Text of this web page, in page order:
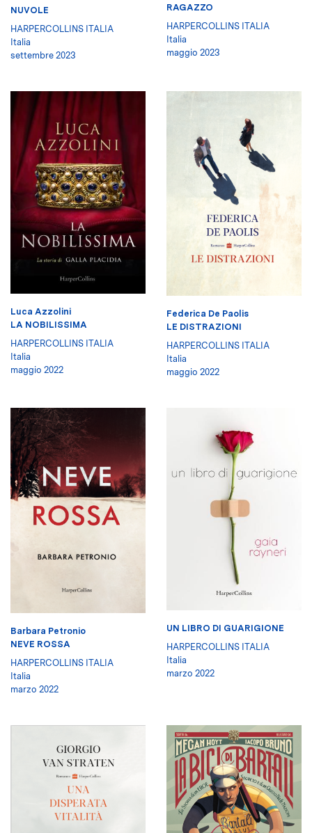
NUVOLE
HARPERCOLLINS ITALIA
Italia
settembre 2023
RAGAZZO
HARPERCOLLINS ITALIA
Italia
maggio 2023
Luca Azzolini
LA NOBILISSIMA
HARPERCOLLINS ITALIA
Italia
maggio 2022
Federica De Paolis
LE DISTRAZIONI
HARPERCOLLINS ITALIA
Italia
maggio 2022
Barbara Petronio
NEVE ROSSA
HARPERCOLLINS ITALIA
Italia
marzo 2022
UN LIBRO DI GUARIGIONE
HARPERCOLLINS ITALIA
Italia
marzo 2022